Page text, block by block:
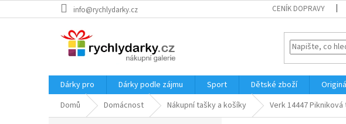
na
info@rychlydarky.cz CENÍK DOPRAVY
Dárky pro Dárky podle zájmu Sport Dětské zboží
Domů
Domácnost Nákupní tašky a košíky Verk 14447